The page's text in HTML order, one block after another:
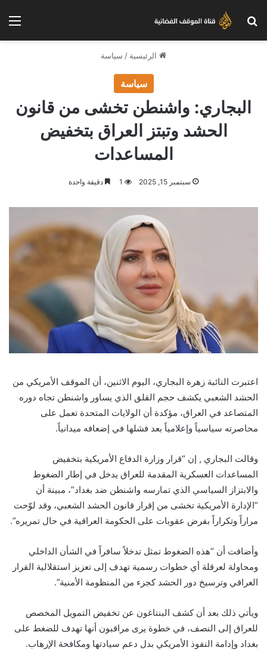
بحث عن
الرئيسية / سياسة
سياسة
البجاري: واشنطن تخشى من قانون
الحشد وتبتز العراق بتخفيض
المساعدات
سبتمبر 15, 2025 1 دقيقة واحدة
اعتبرت النائبة زهرة البجاري، اليوم الاثنين، أن الموقف الأمريكي من
الحشد الشعبي يكشف حجم القلق الذي يساور واشنطن تجاه دوره
المتصاعد في العراق، مؤكدة أن الولايات المتحدة تعمل على
محاصرته سياسياً وإعلامياً بعد فشلها في إضعافه ميدانياً.
وقالت البجاري , إن “قرار وزارة الدفاع الأمريكية بتخفيض
المساعدات العسكرية المقدمة للعراق يدخل في إطار الضغوط
والابتزاز السياسي الذي تمارسه واشنطن ضد بغداد”، مبينة أن
“الإدارة الأمريكية تخشى من إقرار قانون الحشد الشعبي، وقد لوّحت
مراراً وتكراراً بفرض عقوبات على الحكومة العراقية في حال تمريره”.
وأضافت أن “هذه الضغوط تمثل تدخلاً سافراً في الشأن الداخلي
ومحاولة لعرقلة أي خطوات رسمية تهدف إلى تعزيز استقلالية القرار
العراقي وترسيخ دور الحشد كجزء من المنظومة الأمنية”.
ويأتي ذلك بعد أن كشف البنتاغون عن تخفيض التمويل المخصص
للعراق إلى النصف، في خطوة يرى مراقبون أنها تهدف للضغط على
بغداد وإدامة النفوذ الأمريكي بدل دعم سيادتها ومكافحة الإرهاب.